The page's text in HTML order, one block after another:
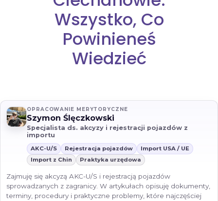
Wszystko, Co
Powinieneś
Wiedzieć
OPRACOWANIE MERYTORYCZNE
Szymon Ślęczkowski
Specjalista ds. akcyzy i rejestracji pojazdów z
importu
AKC-U/S Rejestracja pojazdów
Import USA / UE
Import z Chin
Praktyka urzędowa
Zajmuję się akcyzą AKC-U/S i rejestracją pojazdów
sprowadzanych z zagranicy. W artykułach opisuję dokumenty,
terminy, procedury i praktyczne problemy, które najczęściej